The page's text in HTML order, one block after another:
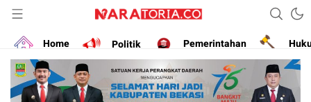
naratoria.co
Narasikan Fakta dan Data
Home
Politik Pemerintahan